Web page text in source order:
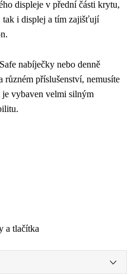
displeje v přední části krytu,
i displej a tím zajišťují
nabíječky nebo denně
příslušenství, nemusíte
vybaven velmi silným
a tlačítka